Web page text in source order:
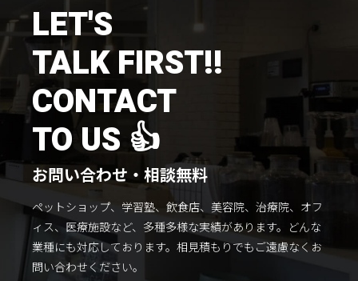
採用情報会社概要
LET'S
TALK FIRST!!
CONTACT
TO US 👍
お問い合わせ・相談無料
ペットショップ、学習塾、飲食店、美容院、治療院、オフ
ィス、医療施設など、多種多様な実績があります。 どんな
業種にも対応しております。 相見積もりでもご遠慮なくお
問い合わせください。